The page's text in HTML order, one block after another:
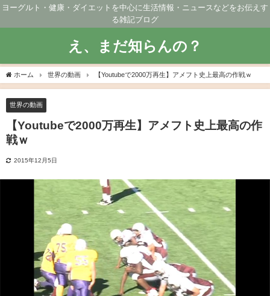
ヨーグルト・健康・ダイエットを中心に生活情報・ニュースなどをお伝えす
る雑記ブログ
え、まだ知らんの？
ホーム 世界の動画 【Youtubeで2000万再生】アメフト史上最高の作戦ｗ
世界の動画
【Youtubeで2000万再生】アメフト史上最高の作
戦ｗ
2015年12月5日